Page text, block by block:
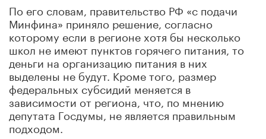
По его словам, правительство РФ «с подачи
Минфина» приняло решение, согласно
которому если в регионе хотя бы несколько
школ не имеют пунктов горячего питания, то
деньги на организацию питания в них
выделены не будут. Кроме того, размер
федеральных субсидий меняется в
зависимости от региона, что, по мнению
депутата Госдумы, не является правильным
подходом.